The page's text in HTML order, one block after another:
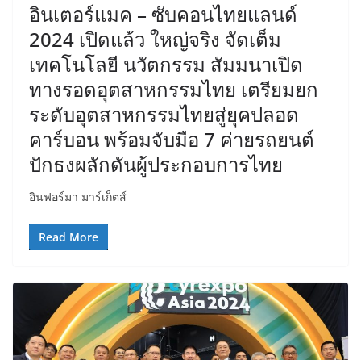
อินเตอร์แมค – ซับคอนไทยแลนด์
2024 เปิดแล้ว ใหญ่จริง จัดเต็ม
เทคโนโลยี นวัตกรรม สัมมนาเปิด
ทางรอดอุตสาหกรรมไทย เตรียมยก
ระดับอุตสาหกรรมไทยสู่ยุคปลอด
คาร์บอน พร้อมจับมือ 7 ค่ายรถยนต์
ปักธงผลักดันผู้ประกอบการไทย
อินฟอร์มา มาร์เก็ตส์
Read More